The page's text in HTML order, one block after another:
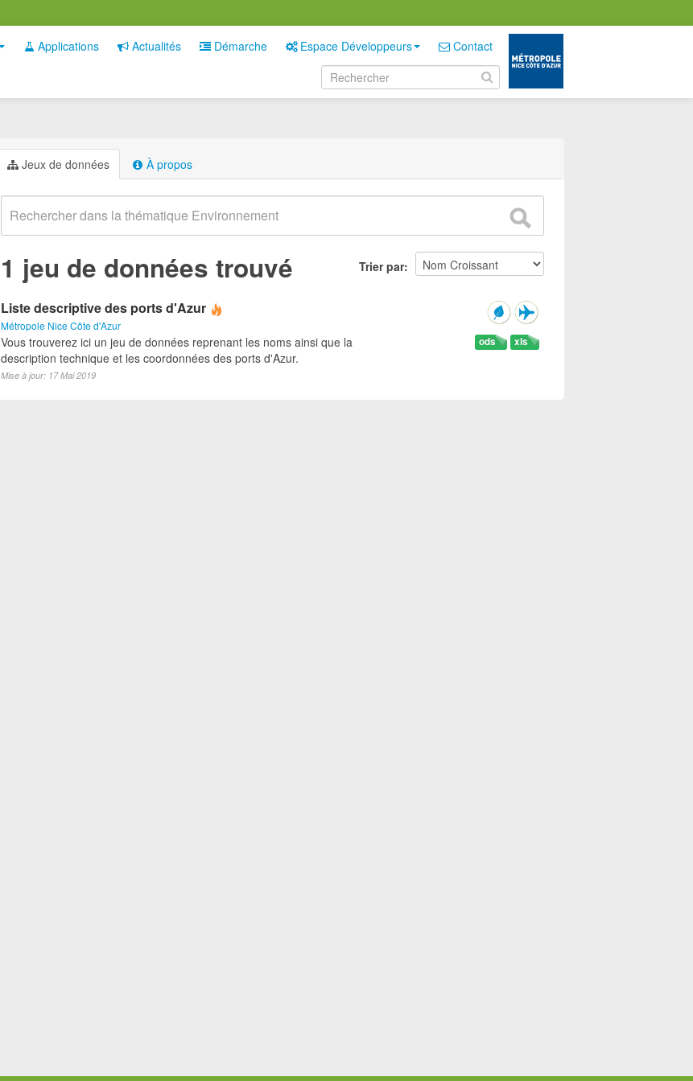
Applications Actualités Démarche Espace Développeurs Contact
Jeux de données À propos
Trier par
1 jeu de données trouvé
Liste descriptive des ports d'Azur
Métropole Nice Côte d'Azur
xls
ods
Vous trouverez ici un jeu de données reprenant les noms ainsi que la
description technique et les coordonnées des ports d'Azur.
Mise à jour: 17 Mai 2019